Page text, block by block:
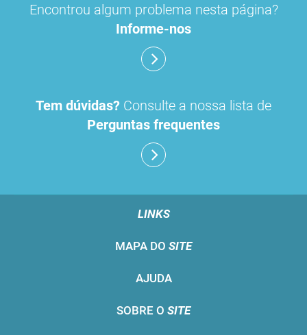
Encontrou algum problema nesta página?
Informe-nos
Tem dúvidas? Consulte a nossa lista de
Perguntas frequentes
LINKS
MAPA DO SITE
AJUDA
SOBRE O SITE